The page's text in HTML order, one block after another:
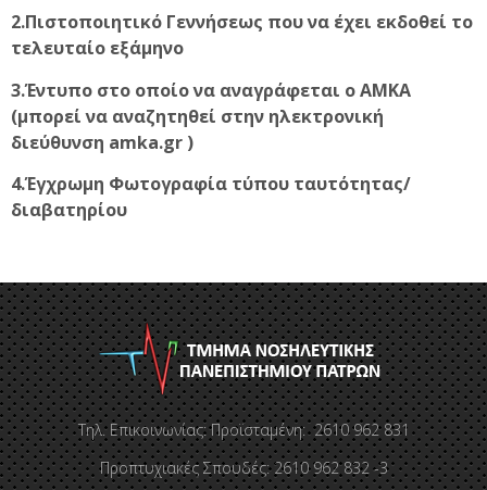
2.Πιστοποιητικό Γεννήσεως που να έχει εκδοθεί το
τελευταίο εξάμηνο
3.Έντυπο στο οποίο να αναγράφεται ο ΑΜΚΑ
(μπορεί να αναζητηθεί στην ηλεκτρονική
διεύθυνση amka.gr )
4.Έγχρωμη Φωτογραφία τύπου ταυτότητας/
διαβατηρίου
Τηλ. Επικοινωνίας: Προϊσταμένη: 2610 962 831
Προπτυχιακές Σπουδές: 2610 962 832 -3